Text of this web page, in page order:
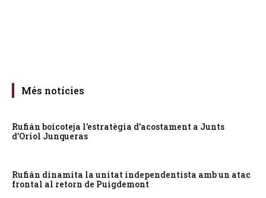
Més notícies
Rufián boicoteja l’estratègia d’acostament a Junts
d’Oriol Junqueras
Rufián dinamita la unitat independentista amb un atac
frontal al retorn de Puigdemont